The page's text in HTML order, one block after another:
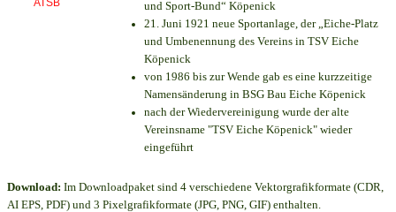
und Sport-Bund“ Köpenick
21. Juni 1921 neue Sportanlage, der „Eiche-Platz
und Umbenennung des Vereins in TSV Eiche
Köpenick
von 1986 bis zur Wende gab es eine kurzzeitige
Namensänderung in BSG Bau Eiche Köpenick
nach der Wiedervereinigung wurde der alte
Vereinsname "TSV Eiche Köpenick" wieder
eingeführt
Download: Im Downloadpaket sind 4 verschiedene Vektorgrafikformate (CDR,
AI EPS, PDF) und 3 Pixelgrafikformate (JPG, PNG, GIF) enthalten.